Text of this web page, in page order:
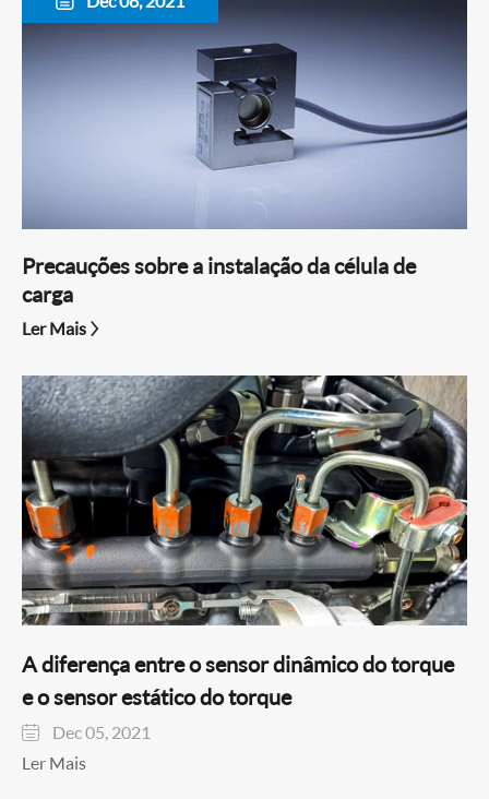
Precauções sobre a instalação da célula de
carga
Ler Mais
A diferença entre o sensor dinâmico do torque
e o sensor estático do torque

Dec 05, 2021
Ler Mais